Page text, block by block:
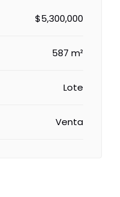
$5,300,000
587 m²
Lote
Venta